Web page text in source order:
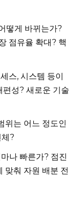
떻게 바뀌는가?
점유율 확대? 핵
스, 시스템 등이
성? 새로운 기술
위는 어느 정도인
?
나 빠른가? 점진
맞춰 자원 배분 전